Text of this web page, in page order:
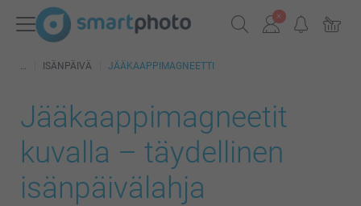
ISÄNPÄIVÄ JÄÄKAAPPIMAGNEETTI
Jääkaappimagneetit
kuvalla – täydellinen
isänpäivälahja